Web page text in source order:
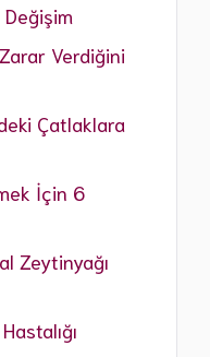
Verdiğini
Çatlaklara
İçin 6
Zeytinyağı